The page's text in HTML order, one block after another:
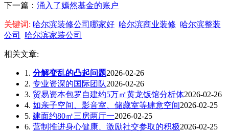
下一篇： 涌入了嫣然基金的账户
关键词: 哈尔滨装修公司哪家好 哈尔滨商业装修 哈尔滨整装
公司
哈尔滨家装公司
相关文章:
1. 分解变乱的凸起问题2026-02-26
2. 专业资深的国际团队2026-02-26
3. 贸易资本包罗自建约5万㎡黄龙饭馆分析体2026-02-26
4. 如亲子空间、影音室、储藏室等肆意空间2026-02-25
5. 建面约80㎡三房两厅一2026-02-25
6. 营制推进身心健康、激励社交参取的积极2026-02-25